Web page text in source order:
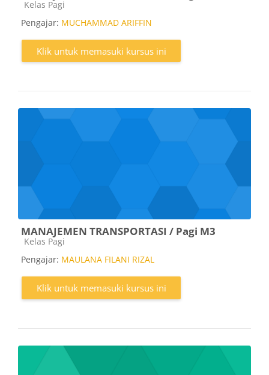
Kategori kursus
Kelas Pagi
Pengajar: MUCHAMMAD ARIFFIN
Klik untuk memasuki kursus ini
MANAJEMEN TRANSPORTASI / Pagi M3
Kategori kursus
Kelas Pagi
Pengajar: MAULANA FILANI RIZAL
Klik untuk memasuki kursus ini